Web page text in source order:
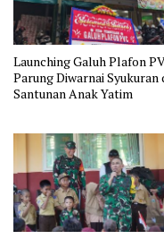
Launching Galuh Plafon
Parung Diwarnai Syukuran
Santunan Anak Yatim